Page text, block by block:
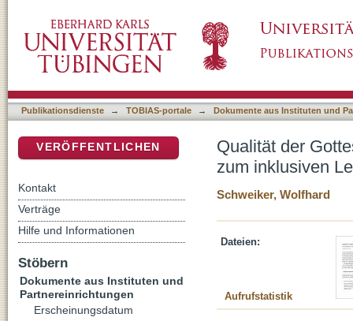
Publikationsdienste → TOBIAS-portale → Dokumente aus Instituten und
Qualität der
zum inklusiven
Schweiker, Wolfhard
Dateien:
Aufrufstatistik
VERÖFFENTLICHEN
Kontakt
Verträge
Hilfe und Informationen
Stöbern
Dokumente aus Instituten und
Partnereinrichtungen
Erscheinungsdatum